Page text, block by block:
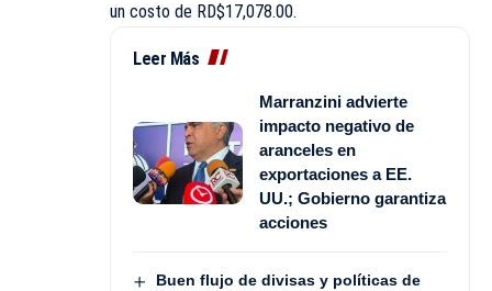
un costo de RD$17,078.00.
Leer Más
Marranzini advierte
impacto negativo de
aranceles en
exportaciones a EE.
UU.; Gobierno garantiza
acciones
Buen flujo de divisas y políticas de